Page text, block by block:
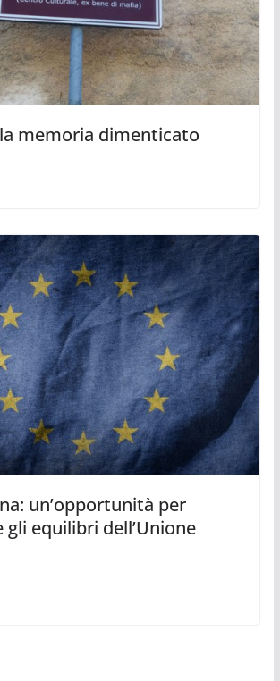
memoria dimenticato
un’opportunità per
gli equilibri dell’Unione